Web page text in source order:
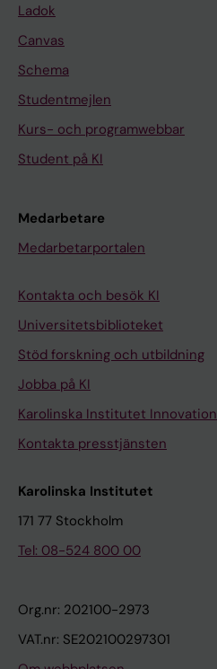
Ladok
Canvas
Schema
Studentmejlen
Kurs- och programwebbar
Student på KI
Medarbetare
Medarbetarportalen
Kontakta och besök KI
Universitetsbiblioteket
Stöd forskning och utbildning
Jobba på KI
Karolinska Institutet Innovation
Kontakta presstjänsten
Karolinska Institutet
171 77 Stockholm
Tel: 08-524 800 00
Org.nr: 202100-2973
VAT.nr: SE202100297301